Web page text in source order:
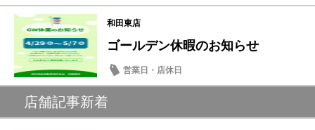
和田東店
ゴールデン休暇のお知らせ
営業日・店休日
店舗記事新着